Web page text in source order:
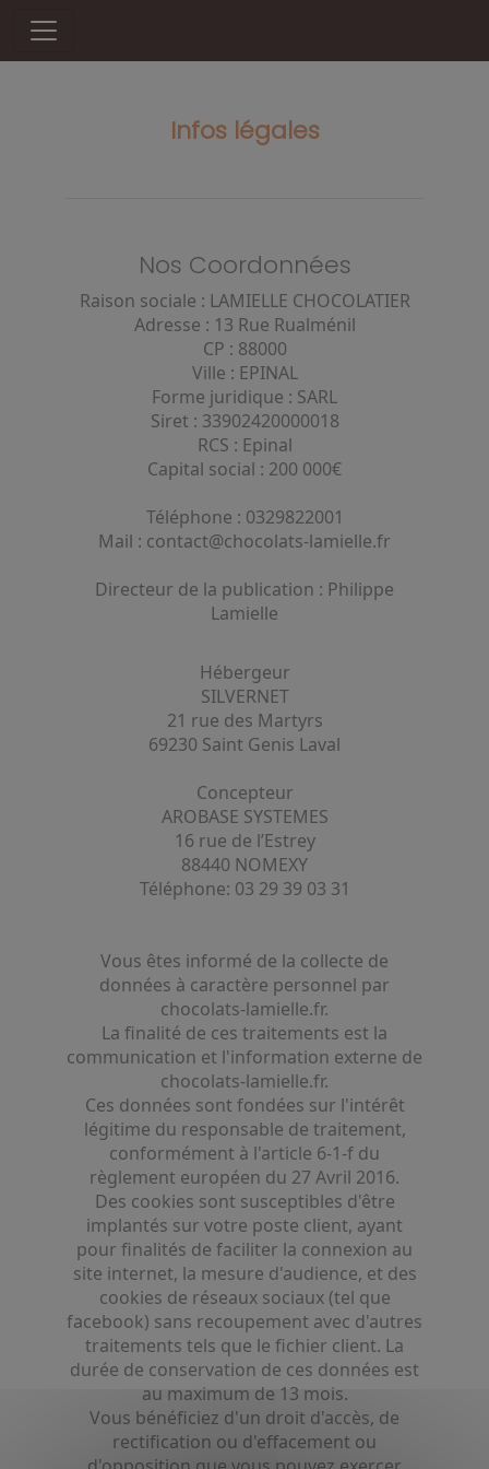
Infos légales
Nos Coordonnées
Raison sociale : LAMIELLE CHOCOLATIER
Adresse : 13 Rue Rualménil
CP : 88000
Ville : EPINAL
Forme juridique : SARL
Siret : 33902420000018
RCS : Epinal
Capital social : 200 000€
Téléphone : 0329822001
Mail : contact@chocolats-lamielle.fr
Directeur de la publication : Philippe
Lamielle
Hébergeur
SILVERNET
21 rue des Martyrs
69230 Saint Genis Laval
Concepteur
AROBASE SYSTEMES
16 rue de l’Estrey
88440 NOMEXY
Téléphone: 03 29 39 03 31
Vous êtes informé de la collecte de
données à caractère personnel par
chocolats-lamielle.fr.
La finalité de ces traitements est la
communication et l'information externe de
chocolats-lamielle.fr.
Ces données sont fondées sur l'intérêt
légitime du responsable de traitement,
conformément à l'article 6-1-f du
règlement européen du 27 Avril 2016.
Des cookies sont susceptibles d'être
implantés sur votre poste client, ayant
pour finalités de faciliter la connexion au
site internet, la mesure d'audience, et des
cookies de réseaux sociaux (tel que
facebook) sans recoupement avec d'autres
traitements tels que le fichier client. La
durée de conservation de ces données est
au maximum de 13 mois.
Vous bénéficiez d'un droit d'accès, de
rectification ou d'effacement ou